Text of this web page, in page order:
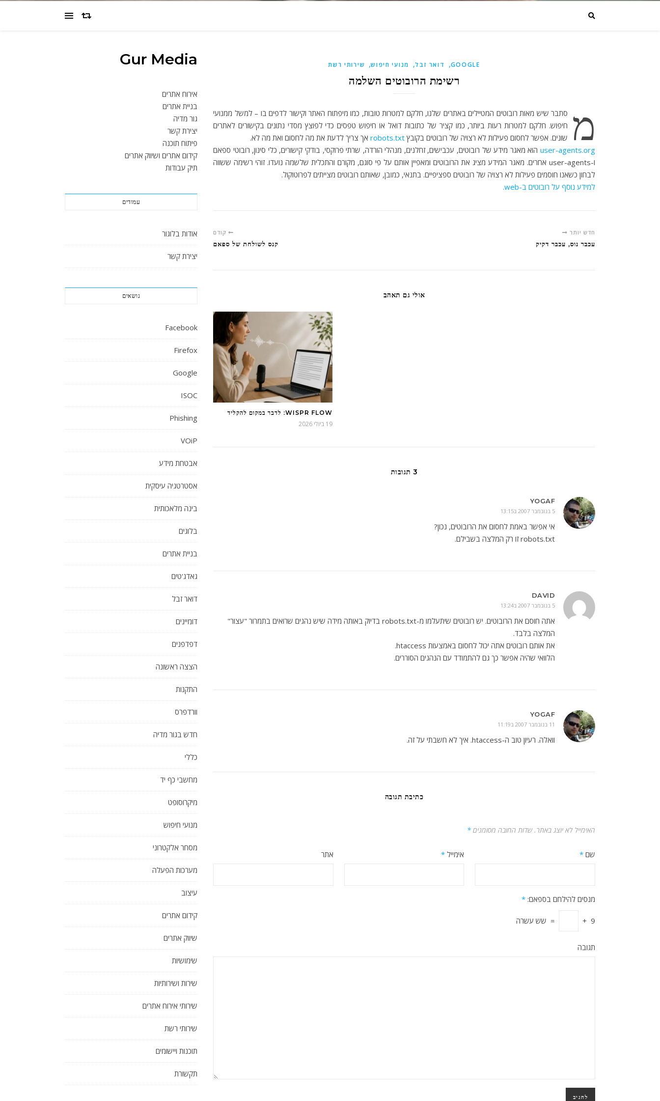
Gur Media
אירוח אתרים
בניית אתרים
גור מדיה
יצירת קשר
פיתוח תוכנה
קידום אתרים ושיווק אתרים
תיק עבודות
עמודים
אודות בלוגור
יצירת קשר
נושאים
Facebook
Firefox
Google
ISOC
Phishing
VOiP
אבטחת מידע
אסטרטגיה עיסקית
בינה מלאכותית
בלוגים
בניית אתרים
גאדג'טים
דואר זבל
דומיינים
דפדפנים
הצצה ראשונה
התקנות
וורדפרס
חדש בגור מדיה
כללי
מחשבי כף יד
מיקרוסופט
מנועי חיפוש
מסחר אלקטרוני
מערכות הפעלה
עיצוב
קידום אתרים
שיווק אתרים
שימושיות
שירות ושירותיות
שירותי אירוח אתרים
שירותי רשת
תוכנות ויישומים
תקשורת
GOOGLE
, דואר זבל, מנועי חיפוש, שירותי רשת
רשימת הרובוטים השלמה
מ סתבר שיש מאות רובוטים המטיילים באתרים שלנו, חלקם למטרות טובות, כמו מיפתוח האתר וקישור לדפים בו – למשל ממנועי
חיפוש. חלקם למטרות רעות ביותר, כמו קציר של כתובות דואל או חיפוש טפסים כדי לפוצץ מסדי נתונים בקישורים לאתרים
שונים. אפשר לחסום פעילות לא רצויה של רובוטים בקובץ robots.txt אך צריך לדעת את מה לחסום ואת מה לא.
user-agents.org הוא מאגר מידע של רובוטים, עכבישים, זחלנים, מנהלי הורדה, שרתי פרוקסי, בודקי קישורים, כלי סינון, רובוטי ספאם
ו-user-agents אחרים. מאגר המידע מציג את הרובוטים ומאפיין אותם על פי סוגם, מקורם והתכלית שלשמה נועדו. זוהי רשימה ששווה
לבחון כשאנו חוסמים פעילות לא רצויה של רובוטים ספציפיים. בתנאי, כמובן, שאותם רובוטים מצייתים לפרוטוקול.
למידע נוסף על רובוטים ב-web.
קודם
קנס לשולחת של ספאם
חדש יותר
עכבר נוס, עכבר דקיק
אולי גם תאהב
WISPR FLOW: לדבר במקום להקליד
19 ביולי 2026
3 תגובות
YOGAF
5 בנובמבר 2007 ב13:15
אי אפשר באמת לחסום את הרובוטים, נכון?
robots.txt זו רק המלצה בשבילם.
DAVID
5 בנובמבר 2007 ב13:24
אתה חוסם את הרובוטים. יש רובוטים שיתעלמו מ-robots.txt בדיוק באותה מידה שיש נהגים שרואים בתמרור "עצור"
המלצה בלבד.
את אותם רובוטים אתה יכול לחסום באמצעות htaccess.
הלוואי שהיה אפשר כך גם להתמודד עם הנהגים הסוררים.
YOGAF
11 בנובמבר 2007 ב11:19
וואלה. רעיון טוב ה-htaccess. איך לא חשבתי על זה.
כתיבת תגובה
האימייל לא יוצג באתר. שדות החובה מסומנים *
שם * אימייל * אתר
מנסים להילחם בספאם: *
9
+
= שש עשרה
תגובה